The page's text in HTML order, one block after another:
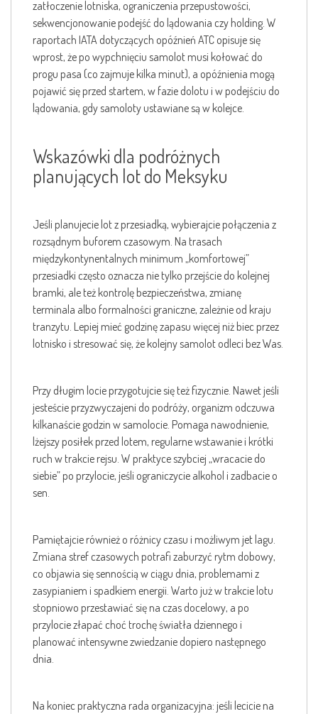
zatłoczenie lotniska, ograniczenia przepustowości,
sekwencjonowanie podejść do lądowania czy holding. W
raportach IATA dotyczących opóźnień ATC opisuje się
wprost, że po wypchnięciu samolot musi kołować do
progu pasa (co zajmuje kilka minut), a opóźnienia mogą
pojawić się przed startem, w fazie dolotu i w podejściu do
lądowania, gdy samoloty ustawiane są w kolejce.
Wskazówki dla podróżnych
planujących lot do Meksyku
Jeśli planujecie lot z przesiadką, wybierajcie połączenia z
rozsądnym buforem czasowym. Na trasach
międzykontynentalnych minimum „komfortowej”
przesiadki często oznacza nie tylko przejście do kolejnej
bramki, ale też kontrolę bezpieczeństwa, zmianę
terminala albo formalności graniczne, zależnie od kraju
tranzytu. Lepiej mieć godzinę zapasu więcej niż biec przez
lotnisko i stresować się, że kolejny samolot odleci bez Was.
Przy długim locie przygotujcie się też fizycznie. Nawet jeśli
jesteście przyzwyczajeni do podróży, organizm odczuwa
kilkanaście godzin w samolocie. Pomaga nawodnienie,
lżejszy posiłek przed lotem, regularne wstawanie i krótki
ruch w trakcie rejsu. W praktyce szybciej „wracacie do
siebie” po przylocie, jeśli ograniczycie alkohol i zadbacie o
sen.
Pamiętajcie również o różnicy czasu i możliwym jet lagu.
Zmiana stref czasowych potrafi zaburzyć rytm dobowy,
co objawia się sennością w ciągu dnia, problemami z
zasypianiem i spadkiem energii. Warto już w trakcie lotu
stopniowo przestawiać się na czas docelowy, a po
przylocie złapać choć trochę światła dziennego i
planować intensywne zwiedzanie dopiero następnego
dnia.
Na koniec praktyczna rada organizacyjna: jeśli lecicie na